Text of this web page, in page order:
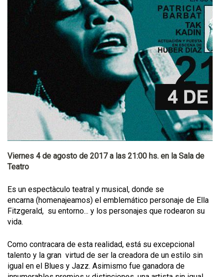
Viernes 4 de agosto de 2017 a las 21:00 hs. en la Sala de
Teatro
Es un espectàculo teatral y musical, donde se
encarna (homenajeamos) el emblemático personaje de Ella
Fitzgerald, su entorno... y los personajes que rodearon su
vida.
Como contracara de esta realidad, está su excepcional
talento y la gran virtud de ser la creadora de un estilo sin
igual en el Blues y Jazz. Asimismo fue ganadora de